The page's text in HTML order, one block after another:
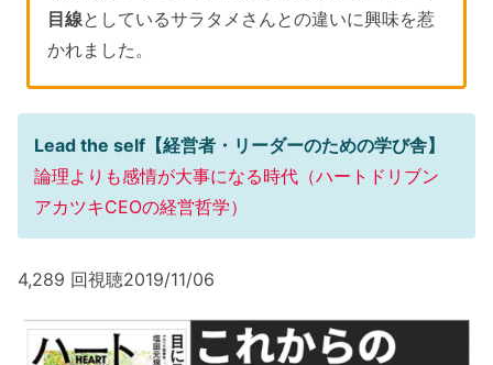
目線としているサラタメさんとの違いに興味を惹
かれました。
Lead the self【経営者・リーダーのための学び舎】
論理よりも感情が大事になる時代（ハートドリブン
アカツキCEOの経営哲学）
4,289 回視聴2019/11/06